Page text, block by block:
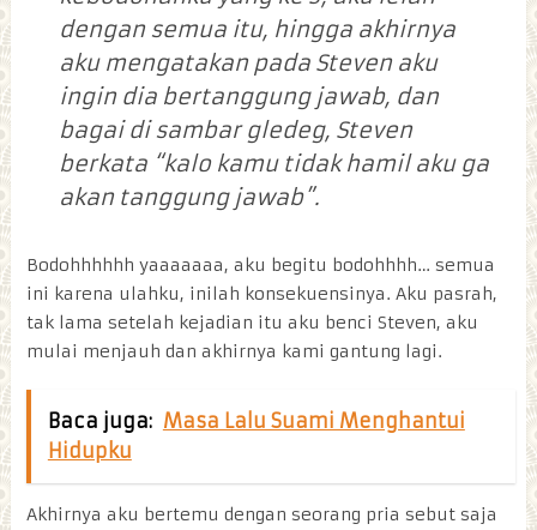
dengan semua itu, hingga akhirnya
aku mengatakan pada Steven aku
ingin dia bertanggung jawab, dan
bagai di sambar gledeg, Steven
berkata “kalo kamu tidak hamil aku ga
akan tanggung jawab”.
Bodohhhhhh yaaaaaaa, aku begitu bodohhhh… semua
ini karena ulahku, inilah konsekuensinya. Aku pasrah,
tak lama setelah kejadian itu aku benci Steven, aku
mulai menjauh dan akhirnya kami gantung lagi.
Baca juga: Masa Lalu Suami Menghantui
Hidupku
Akhirnya aku bertemu dengan seorang pria sebut saja